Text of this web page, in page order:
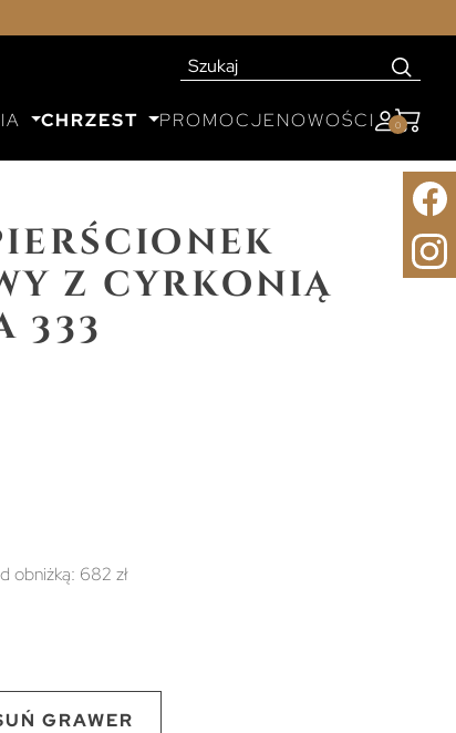
CHRZEST PROMOCJENOWOŚCI 0
z cyrkonią
333
obniżką: 682 zł
GRAWER